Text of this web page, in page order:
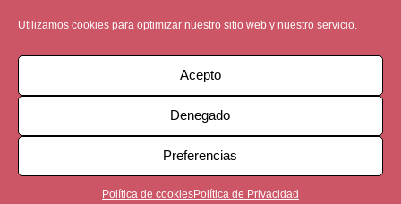
Utilizamos cookies para optimizar nuestro sitio web y nuestro servicio.
Acepto
Denegado
Preferencias
Política de cookiesPolítica de Privacidad